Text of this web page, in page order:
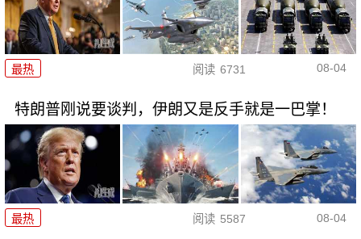
最热 阅读 6731 08-04
特朗普刚说要谈判，伊朗又是反手就是一巴掌！
最热 阅读 5587 08-04